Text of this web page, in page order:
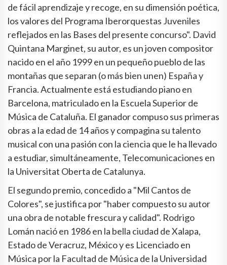
de fácil aprendizaje y recoge, en su dimensión poética,
los valores del Programa Iberorquestas Juveniles
reflejados en las Bases del presente concurso". David
Quintana Marginet, su autor, es un joven compositor
nacido en el año 1999 en un pequeño pueblo de las
montañas que separan (o más bien unen) España y
Francia. Actualmente está estudiando piano en
Barcelona, matriculado en la Escuela Superior de
Música de Cataluña. El ganador compuso sus primeras
obras a la edad de 14 años y compagina su talento
musical con una pasión con la ciencia que le ha llevado
a estudiar, simultáneamente, Telecomunicaciones en
la Universitat Oberta de Catalunya.
El segundo premio, concedido a "Mil Cantos de
Colores", se justifica por "haber compuesto su autor
una obra de notable frescura y calidad". Rodrigo
Lomán nació en 1986 en la bella ciudad de Xalapa,
Estado de Veracruz, México y es Licenciado en
Música por la Facultad de Música de la Universidad